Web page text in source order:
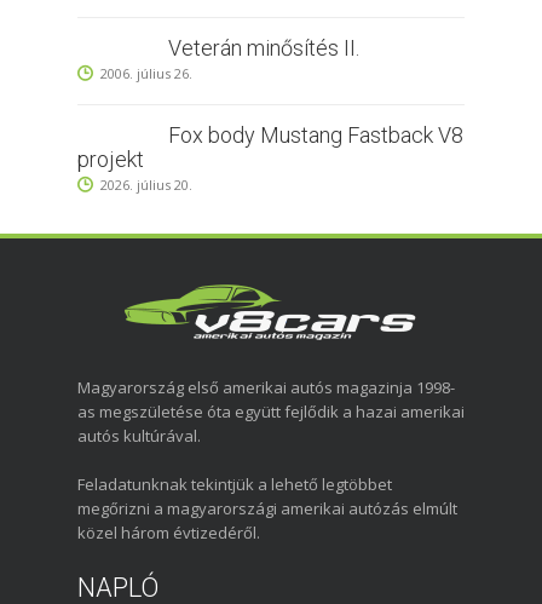
Veterán minősítés II.
2006. július 26.
Fox body Mustang Fastback V8
projekt
2026. július 20.
Magyarország első amerikai autós magazinja 1998-
as megszületése óta együtt fejlődik a hazai amerikai
autós kultúrával.
Feladatunknak tekintjük a lehető legtöbbet
megőrizni a magyarországi amerikai autózás elmúlt
közel három évtizedéről.
NAPLÓ